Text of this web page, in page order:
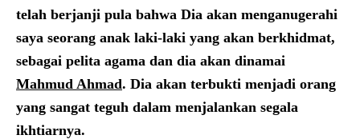
telah berjanji pula bahwa Dia akan menganugerahi
saya seorang anak laki-laki yang akan berkhidmat,
sebagai pelita agama dan dia akan dinamai
Mahmud Ahmad. Dia akan terbukti menjadi orang
yang sangat teguh dalam menjalankan segala
ikhtiarnya.